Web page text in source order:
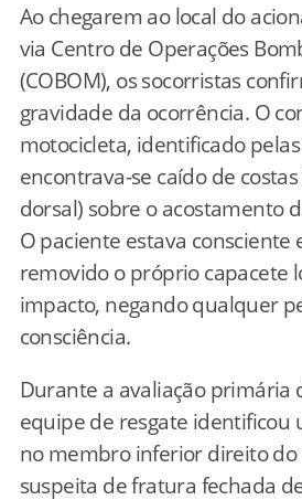
Ao chegarem ao local do
via Centro de Operações
(COBOM), os socorristas
gravidade da ocorrência. O
motocicleta, identificado pelas
encontrava-se caído de
dorsal) sobre o acostamento
O paciente estava consciente
removido o próprio capacete
impacto, negando qualquer
consciência.
Durante a avaliação primária
equipe de resgate identificou
no membro inferior direito do
suspeita de fratura fechada